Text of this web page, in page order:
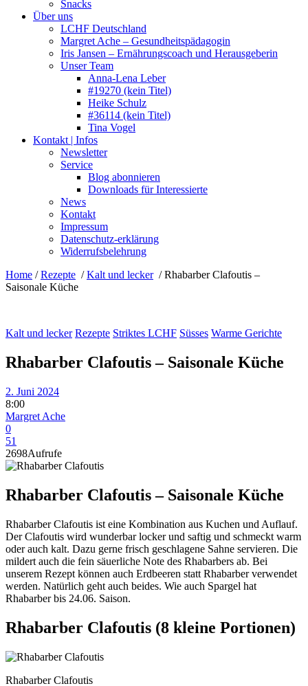
Snacks
Über uns
LCHF Deutschland
Margret Ache – Gesundheitspädagogin
Iris Jansen – Ernährungscoach und Herausgeberin
Unser Team
Anna-Lena Leber
#19270 (kein Titel)
Heike Schulz
#36114 (kein Titel)
Tina Vogel
Kontakt | Infos
Newsletter
Service
Blog abonnieren
Downloads für Interessierte
News
Kontakt
Impressum
Datenschutz-erklärung
Widerrufsbelehrung
Home /Rezepte /Kalt und lecker /Rhabarber Clafoutis –
Saisonale Küche
Kalt und lecker Rezepte Striktes LCHF Süsses Warme Gerichte
Rhabarber Clafoutis – Saisonale Küche
2. Juni 2024
8:00
Margret Ache
0
51
2698Aufrufe
Rhabarber Clafoutis – Saisonale Küche
Rhabarber Clafoutis ist eine Kombination aus Kuchen und Auflauf.
Der Clafoutis wird wunderbar locker und saftig und schmeckt warm
oder auch kalt. Dazu gerne frisch geschlagene Sahne servieren. Die
mildert auch die fein säuerliche Note des Rhabarbers ab. Bei
unserem Rezept können auch Erdbeeren statt Rhabarber verwendet
werden. Natürlich geht auch beides. Wie auch Spargel hat
Rhabarber bis 24.06. Saison.
Rhabarber Clafoutis (8 kleine Portionen)
Rhabarber Clafoutis